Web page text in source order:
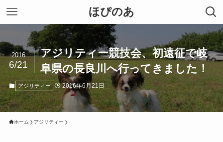
ほぴのあ
アジリティー競技会、初遠征で岐
阜県の長良川へ行ってきました！
2016
6/21
アジリティー 2016年6月21日
ホーム アジリティー